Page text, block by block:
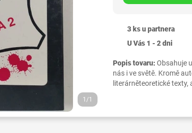
1/1
3 ks u partnera
U Vás 1 - 2 dni
Popis tovaru:Obsahuje
nás i ve světě. Kromě
literárněteoretické